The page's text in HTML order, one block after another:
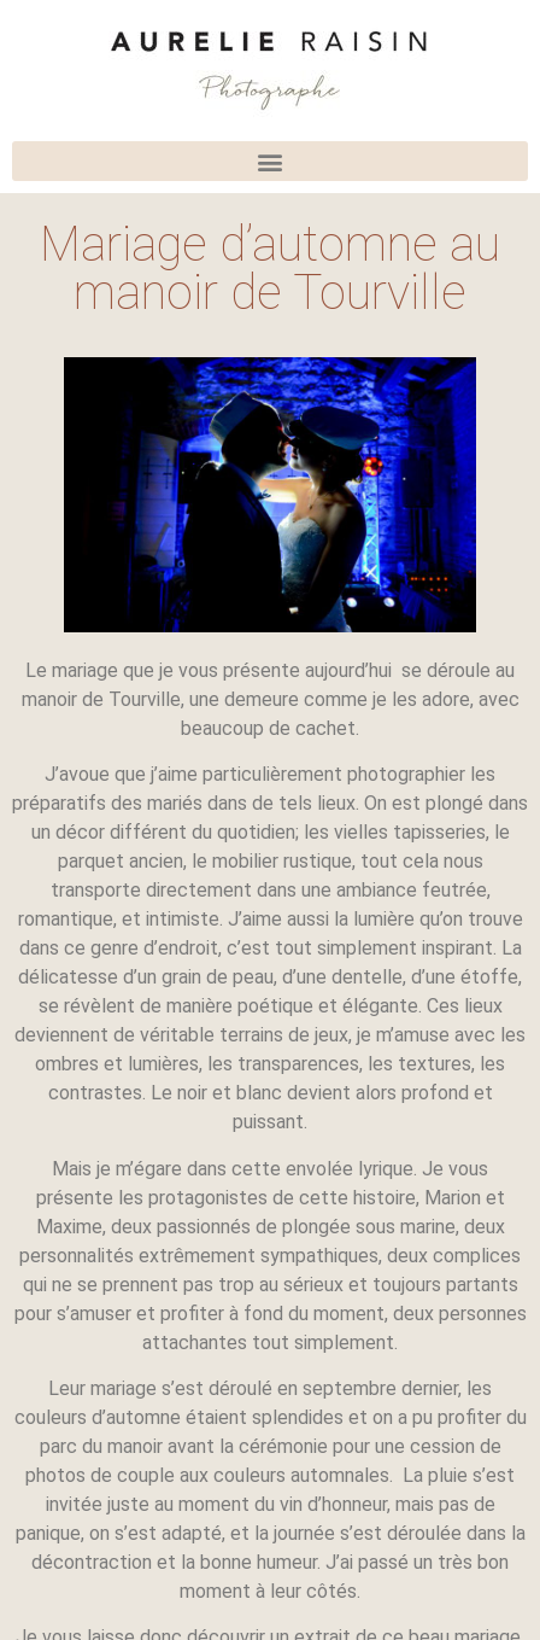
Mariage d’automne au
manoir de Tourville
Le mariage que je vous présente aujourd’hui se déroule au
manoir de Tourville, une demeure comme je les adore, avec
beaucoup de cachet.
J’avoue que j’aime particulièrement photographier les
préparatifs des mariés dans de tels lieux. On est plongé dans
un décor différent du quotidien; les vielles tapisseries, le
parquet ancien, le mobilier rustique, tout cela nous
transporte directement dans une ambiance feutrée,
romantique, et intimiste. J’aime aussi la lumière qu’on trouve
dans ce genre d’endroit, c’est tout simplement inspirant. La
délicatesse d’un grain de peau, d’une dentelle, d’une étoffe,
se révèlent de manière poétique et élégante. Ces lieux
deviennent de véritable terrains de jeux, je m’amuse avec les
ombres et lumières, les transparences, les textures, les
contrastes. Le noir et blanc devient alors profond et
puissant.
Mais je m’égare dans cette envolée lyrique. Je vous
présente les protagonistes de cette histoire, Marion et
Maxime, deux passionnés de plongée sous marine, deux
personnalités extrêmement sympathiques, deux complices
qui ne se prennent pas trop au sérieux et toujours partants
pour s’amuser et profiter à fond du moment, deux personnes
attachantes tout simplement.
Leur mariage s’est déroulé en septembre dernier, les
couleurs d’automne étaient splendides et on a pu profiter du
parc du manoir avant la cérémonie pour une cession de
photos de couple aux couleurs automnales. La pluie s’est
invitée juste au moment du vin d’honneur, mais pas de
panique, on s’est adapté, et la journée s’est déroulée dans la
décontraction et la bonne humeur. J’ai passé un très bon
moment à leur côtés.